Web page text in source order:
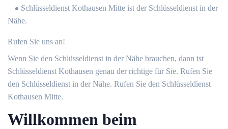
Schlüsseldienst Kothausen Mitte ist der Schlüsseldienst in der
Nähe.
Rufen Sie uns an!
Wenn Sie den Schlüsseldienst in der Nähe brauchen, dann ist
Schlüsseldienst Kothausen genau der richtige für Sie. Rufen Sie
den Schlüsseldienst in der Nähe. Rufen Sie den Schlüsseldienst
Kothausen Mitte.
Willkommen beim